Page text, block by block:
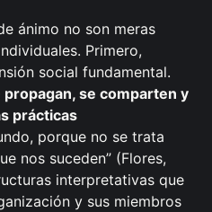
ánimo no son meras
Primero,
social fundamental.
propagan, se comparten y
prácticas
porque no se trata
nos suceden” (Flores,
interpretativas que
y sus miembros